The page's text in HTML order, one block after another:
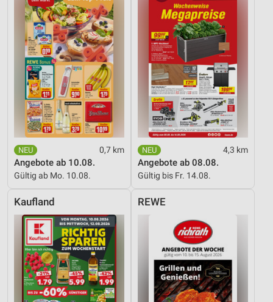
0,7 km
Angebote ab 10.08.
Gültig ab Mo. 10.08.
4,3 km
Angebote ab 08.08.
Gültig bis Fr. 14.08.
Kaufland REWE